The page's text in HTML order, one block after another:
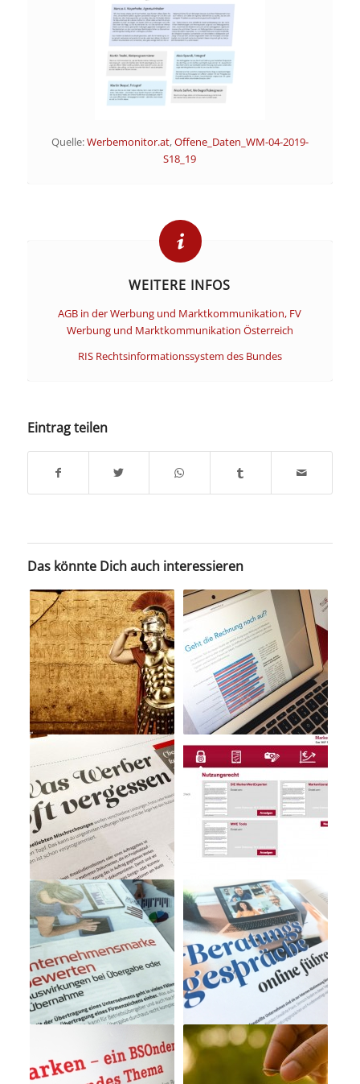
Quelle:Werbemonitor.at,Offene_Daten_WM-04-2019-
S18_19
WEITERE INFOS
AGB in der Werbung und Marktkommunikation, FV
Werbung und Marktkommunikation Österreich
RIS Rechtsinformationssystem des Bundes
Eintrag teilen
Das könnte Dich auch interessieren